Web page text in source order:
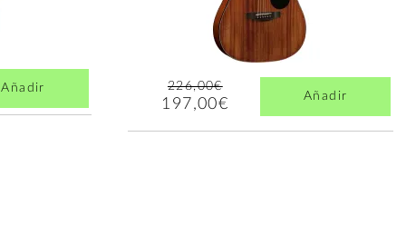
Añadir 226,00€
197,00€ Añadir